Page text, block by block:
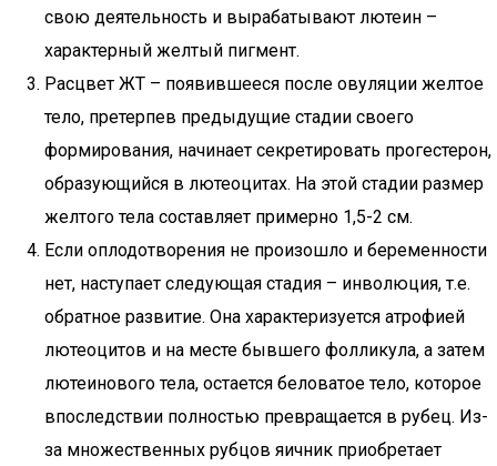
свою деятельность и вырабатывают лютеин –
характерный желтый пигмент.
Расцвет ЖТ – появившееся после овуляции желтое
тело, претерпев предыдущие стадии своего
формирования, начинает секретировать прогестерон,
образующийся в лютеоцитах. На этой стадии размер
желтого тела составляет примерно 1,5-2 см.
Если оплодотворения не произошло и беременности
нет, наступает следующая стадия – инволюция, т.е.
обратное развитие. Она характеризуется атрофией
лютеоцитов и на месте бывшего фолликула, а затем
лютеинового тела, остается беловатое тело, которое
впоследствии полностью превращается в рубец. Из-
за множественных рубцов яичник приобретает